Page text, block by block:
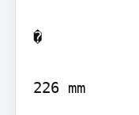
�
226 mm